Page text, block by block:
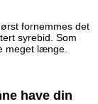
fornemmes det
syrebid. Som
meget længe.
have din